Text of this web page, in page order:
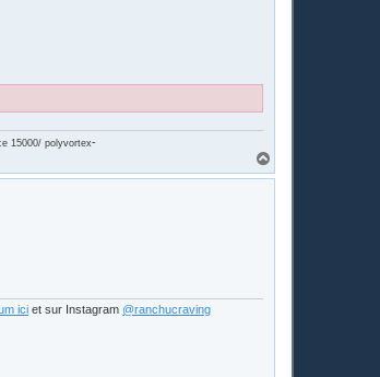
15000/ polyvortex-
a
ici et sur Instagram @ranchucraving